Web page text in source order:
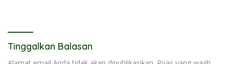
Tinggalkan Balasan